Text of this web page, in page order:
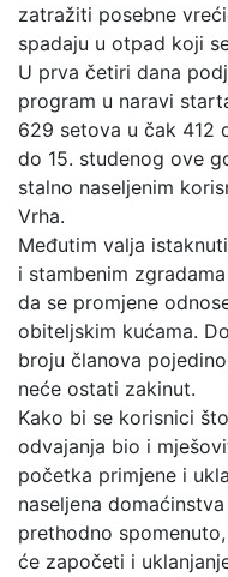
zatražiti posebne
spadaju u otpad koji
U prva četiri dana
program u naravi
629 setova u čak 412
do 15. studenog ove
stalno naseljenim
Vrha.
Međutim valja
i stambenim
da se promjene
obiteljskim kućama.
broju članova
neće ostati zakinut.
Kako bi se korisnici
odvajanja bio i
početka primjene i
naseljena
prethodno
će započeti i